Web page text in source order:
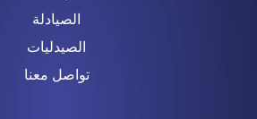
الصيادلة
الصيدليات
تواصل معنا